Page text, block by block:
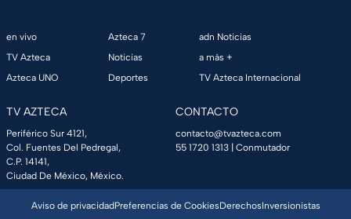
en vivo
TV Azteca
Azteca UNO
Azteca 7
Noticias
Deportes
adn Noticias
a más +
TV Azteca Internacional
TV AZTECA
Periférico Sur 4121,
Col. Fuentes Del Pedregal,
C.P. 14141,
Ciudad De México, México.
CONTACTO
contacto@tvazteca.com
55 1720 1313 | Conmutador
Aviso de privacidadPreferencias de CookiesDerechosInversionistas